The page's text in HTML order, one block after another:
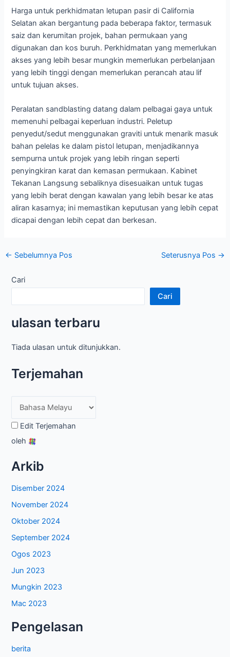
Harga untuk perkhidmatan letupan pasir di California
Selatan akan bergantung pada beberapa faktor, termasuk
saiz dan kerumitan projek, bahan permukaan yang
digunakan dan kos buruh. Perkhidmatan yang memerlukan
akses yang lebih besar mungkin memerlukan perbelanjaan
yang lebih tinggi dengan memerlukan perancah atau lif
untuk tujuan akses.
Peralatan sandblasting datang dalam pelbagai gaya untuk
memenuhi pelbagai keperluan industri. Peletup
penyedut/sedut menggunakan graviti untuk menarik masuk
bahan pelelas ke dalam pistol letupan, menjadikannya
sempurna untuk projek yang lebih ringan seperti
penyingkiran karat dan kemasan permukaan. Kabinet
Tekanan Langsung sebaliknya disesuaikan untuk tugas
yang lebih berat dengan kawalan yang lebih besar ke atas
aliran kasarnya; ini memastikan keputusan yang lebih cepat
dicapai dengan lebih cepat dan berkesan.
Navigasi
← Sebelumnya Pos Seterusnya Pos →
Cari
Cari
ulasan terbaru
Tiada ulasan untuk ditunjukkan.
Terjemahan
Edit Terjemahan
oleh
Arkib
Disember 2024
November 2024
Oktober 2024
September 2024
Ogos 2023
Jun 2023
Mungkin 2023
Mac 2023
Pengelasan
berita